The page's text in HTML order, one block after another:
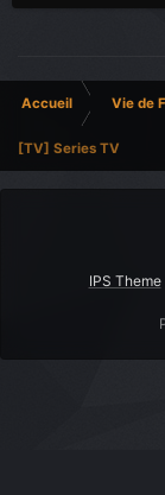
Accueil Vie de
[TV] Series TV
IPS Theme